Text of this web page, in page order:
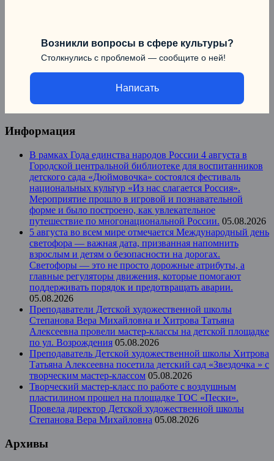
Возникли вопросы в сфере культуры?
Столкнулись с проблемой — сообщите о ней!
Написать
Информация
В рамках Года единства народов России 4 августа в
Городской центральной библиотеке для воспитанников
детского сада «Дюймовочка» состоялся фестиваль
национальных культур «Из нас слагается Россия».
Мероприятие прошло в игровой и познавательной
форме и было построено, как увлекательное
путешествие по многонациональной России. 05.08.2026
5 августа во всем мире отмечается Международный день
светофора — важная дата, призванная напомнить
взрослым и детям о безопасности на дорогах.
Светофоры — это не просто дорожные атрибуты, а
главные регуляторы движения, которые помогают
поддерживать порядок и предотвращать аварии.
05.08.2026
Преподаватели Детской художественной школы
Степанова Вера Михайловна и Хитрова Татьяна
Алексеевна провели мастер-классы на детской площадке
по ул. Возрождения 05.08.2026
Преподаватель Детской художественной школы Хитрова
Татьяна Алексеевна посетила детский сад «Звездочка » с
творческим мастер-классом 05.08.2026
Творческий мастер-класс по работе с воздушным
пластилином прошел на площадке ТОС «Пески».
Провела директор Детской художественной школы
Степанова Вера Михайловна 05.08.2026
Архивы